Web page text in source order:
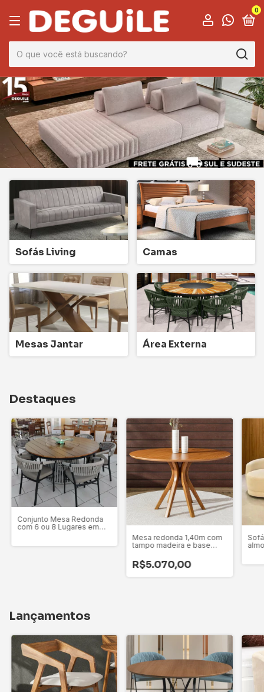
0
Sofás Living Camas
Mesas Jantar Área Externa
Destaques
Conjunto Mesa Redonda
com 6 ou 8 Lugares em
Mesa redonda 1,40m com
tampo madeira e base
R$5.070,00
Lançamentos